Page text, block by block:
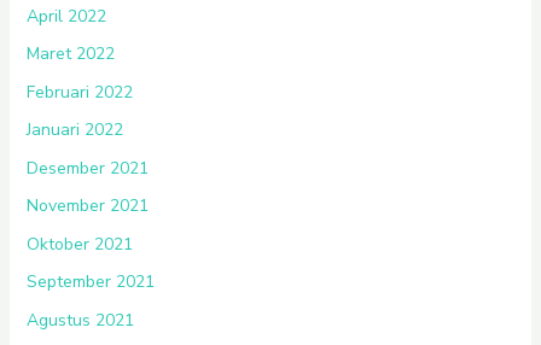
April 2022
Maret 2022
Februari 2022
Januari 2022
Desember 2021
November 2021
Oktober 2021
September 2021
Agustus 2021